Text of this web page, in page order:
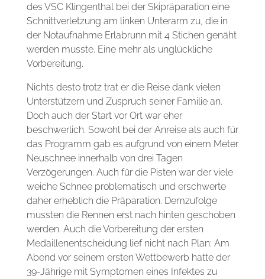
des VSC Klingenthal bei der Skipräparation eine
Schnittverletzung am linken Unterarm zu, die in
der Notaufnahme Erlabrunn mit 4 Stichen genäht
werden musste. Eine mehr als unglückliche
Vorbereitung.
Nichts desto trotz trat er die Reise dank vielen
Unterstützern und Zuspruch seiner Familie an.
Doch auch der Start vor Ort war eher
beschwerlich. Sowohl bei der Anreise als auch für
das Programm gab es aufgrund von einem Meter
Neuschnee innerhalb von drei Tagen
Verzögerungen. Auch für die Pisten war der viele
weiche Schnee problematisch und erschwerte
daher erheblich die Präparation. Demzufolge
mussten die Rennen erst nach hinten geschoben
werden. Auch die Vorbereitung der ersten
Medaillenentscheidung lief nicht nach Plan: Am
Abend vor seinem ersten Wettbewerb hatte der
39-Jährige mit Symptomen eines Infektes zu